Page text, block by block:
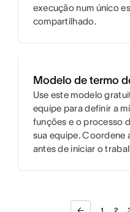
execução num único
compartilhado.
Modelo de termo
Use este modelo
equipe para definir a
funções e o processo
sua equipe. Coordene
antes de iniciar o
1 2